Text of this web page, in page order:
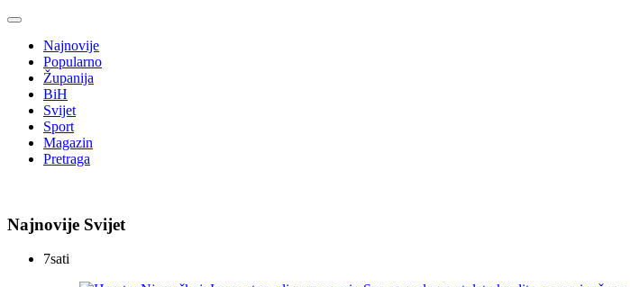
Najnovije
Popularno
Županija
BiH
Svijet
Sport
Magazin
Pretraga
Najnovije Svijet
7sati